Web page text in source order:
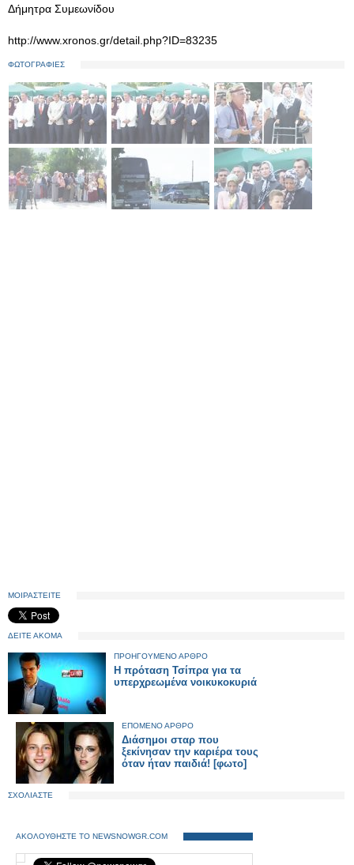
Δήμητρα Συμεωνίδου
http://www.xronos.gr/detail.php?ID=83235
ΦΩΤΟΓΡΑΦΙΕΣ
ΜΟΙΡΑΣΤΕΙΤΕ
ΔΕΙΤΕ ΑΚΟΜΑ
ΠΡΟΗΓΟΥΜΕΝΟ ΑΡΘΡΟ
Η πρόταση Τσίπρα για τα
υπερχρεωμένα νοικυκοκυριά
ΕΠΟΜΕΝΟ ΑΡΘΡΟ
Διάσημοι σταρ που
ξεκίνησαν την καριέρα τους
όταν ήταν παιδιά! [φωτο]
ΣΧΟΛΙΑΣΤΕ
ΑΚΟΛΟΥΘΗΣΤΕ ΤΟ NEWSNOWGR.COM